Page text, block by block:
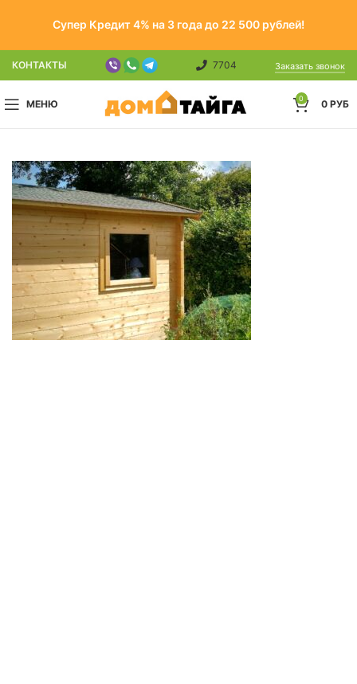
Супер Кредит 4% на 3 года до 22 500 рублей!
КОНТАКТЫ 7704 Заказать звонок
МЕНЮ 0 0 РУБ